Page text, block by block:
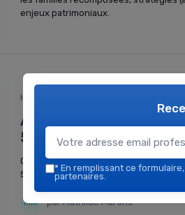
enjeux patrimoniaux.
Héritage et Succession
Assurance vie et
500 euros par
Comment utiliser l’assurance vie
500 € par bénéficiaire, l’article 990 I
par Mathilde Martins
* En remplissant ce
partenaires.